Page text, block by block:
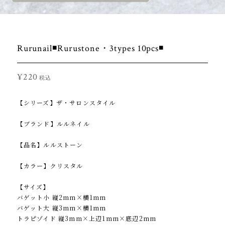
Rurunail◾️Rurustone・3types 10pcs◾️
¥220 税込
【シリーズ】ザ・サロンスタイル
【ブランド】ルルネイル
【品名】ルルストーン
【カラー】クリスタル
【サイズ】
バゲット小 縦2mm×横1mm
バゲット大 縦3mm×横1mm
トラピゾイド 縦3mm×上辺1mm×底辺2mm